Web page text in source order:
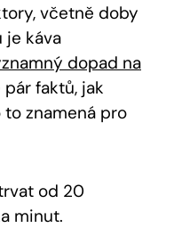
včetně doby
je káva
dopad na
pár faktů, jak
znamená pro
od 20
minut.